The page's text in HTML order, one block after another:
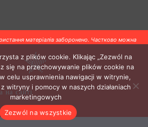
матеріалів заборонено. Частково можна
на сайті
z plików cookie. Klikając „Zezwól na
się na przechowywanie plików cookie na
celu usprawnienia nawigacji w witrynie,
witryny i pomocy w naszych działaniach
marketingowych
Zezwól na wszystkie